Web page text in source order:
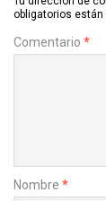
obligatorios
Comentario *
Nombre *